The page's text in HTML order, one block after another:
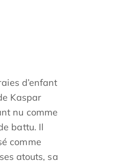
d’enfant
Kaspar
nu comme
battu. Il
comme
atouts, sa